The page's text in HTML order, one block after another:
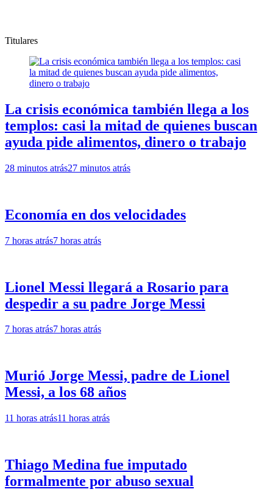
Titulares
La crisis económica también llega a los
templos: casi la mitad de quienes buscan
ayuda pide alimentos, dinero o trabajo
28 minutos atrás27 minutos atrás
Economía en dos velocidades
7 horas atrás7 horas atrás
Lionel Messi llegará a Rosario para
despedir a su padre Jorge Messi
7 horas atrás7 horas atrás
Murió Jorge Messi, padre de Lionel
Messi, a los 68 años
11 horas atrás11 horas atrás
Thiago Medina fue imputado
formalmente por abuso sexual